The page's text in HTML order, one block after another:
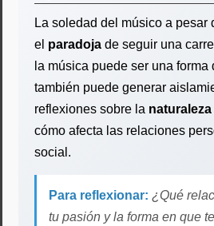
La soledad del músico a pesar
el paradoja de seguir una
la música puede ser una forma
también puede generar
reflexiones sobre la naturaleza
cómo afecta las relaciones
social.
Para reflexionar: ¿Qué
tu pasión y la forma en que